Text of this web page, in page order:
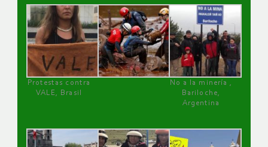
Protestas contra
VALE, Brasil
No a la minería ,
Bariloche,
Argentina